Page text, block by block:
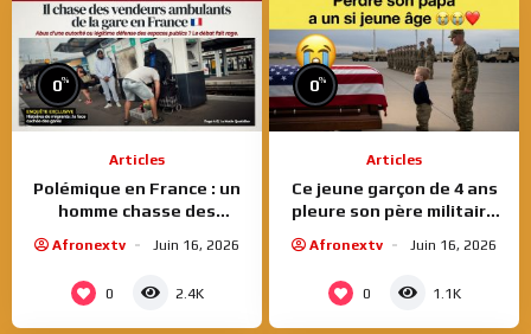
0%
Articles
Polémique en France : un
homme chasse des
gare, les réactions
Afronextv Juin 16, 2026
0 2.4K
0%
Articles
Ce jeune garçon de 4 ans
pleure son père militaire
Afronextv Juin 16, 2026
0 1.1K